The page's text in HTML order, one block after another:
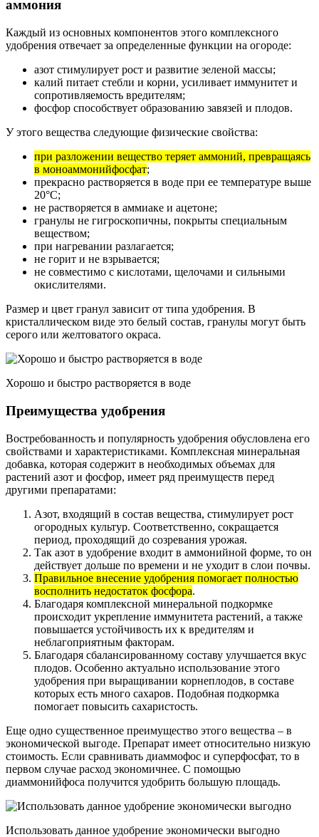
аммония
Каждый из основных компонентов этого комплексного
удобрения отвечает за определенные функции на огороде:
азот стимулирует рост и развитие зеленой массы;
калий питает стебли и корни, усиливает иммунитет и
сопротивляемость вредителям;
фосфор способствует образованию завязей и плодов.
У этого вещества следующие физические свойства:
при разложении вещество теряет аммоний, превращаясь
в моноаммонийфосфат;
прекрасно растворяется в воде при ее температуре выше
20°С;
не растворяется в аммиаке и ацетоне;
гранулы не гигроскопичны, покрыты специальным
веществом;
при нагревании разлагается;
не горит и не взрывается;
не совместимо с кислотами, щелочами и сильными
окислителями.
Размер и цвет гранул зависит от типа удобрения. В
кристаллическом виде это белый состав, гранулы могут быть
серого или желтоватого окраса.
Хорошо и быстро растворяется в воде
Преимущества удобрения
Востребованность и популярность удобрения обусловлена его
свойствами и характеристиками. Комплексная минеральная
добавка, которая содержит в необходимых объемах для
растений азот и фосфор, имеет ряд преимуществ перед
другими препаратами:
Азот, входящий в состав вещества, стимулирует рост
огородных культур. Соответственно, сокращается
период, проходящий до созревания урожая.
Так азот в удобрение входит в аммонийной форме, то он
действует дольше по времени и не уходит в слои почвы.
Правильное внесение удобрения помогает полностью
восполнить недостаток фосфора.
Благодаря комплексной минеральной подкормке
происходит укрепление иммунитета растений, а также
повышается устойчивость их к вредителям и
неблагоприятным факторам.
Благодаря сбалансированному составу улучшается вкус
плодов. Особенно актуально использование этого
удобрения при выращивании корнеплодов, в составе
которых есть много сахаров. Подобная подкормка
помогает повысить сахаристость.
Еще одно существенное преимущество этого вещества – в
экономической выгоде. Препарат имеет относительно низкую
стоимость. Если сравнивать диаммофос и суперфосфат, то в
первом случае расход экономичнее. С помощью
диаммонийфоса получится удобрить большую площадь.
Использовать данное удобрение экономически выгодно